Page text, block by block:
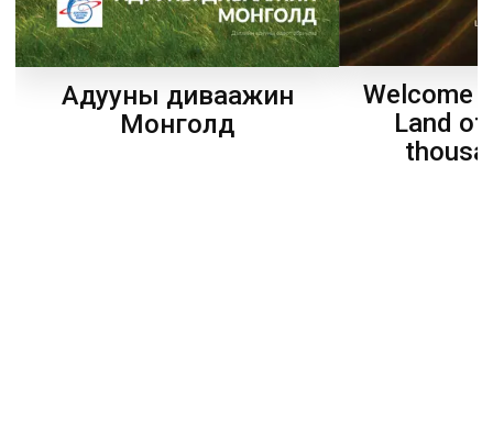
Адууны диваажин
Монголд
Welcome
Land of